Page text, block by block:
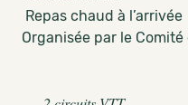
Repas chaud à l’arrivée
Organisée par le